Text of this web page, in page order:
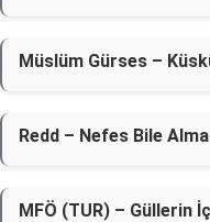
Müslüm Gürses –
Redd – Nefes Bile
MFÖ (TUR) – Güllerin